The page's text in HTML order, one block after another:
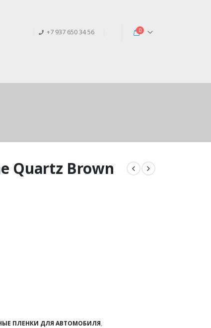
+7 937 650 34 56 0
Quartz Brown
ПЛЕНКИ ДЛЯ АВТОМОБИЛЯ,